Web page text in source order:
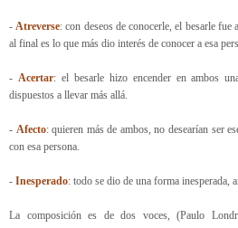
-Atreverse: con deseos de conocerle, el besarle
al final es lo que más dio interés de conocer a esa
- Acertar: el besarle hizo encender en ambos
dispuestos a llevar más allá.
- Afecto: quieren más de ambos, no desearían ser
con esa persona.
- Inesperado: todo se dio de una forma inesperada,
La composición es de dos voces, (Paulo